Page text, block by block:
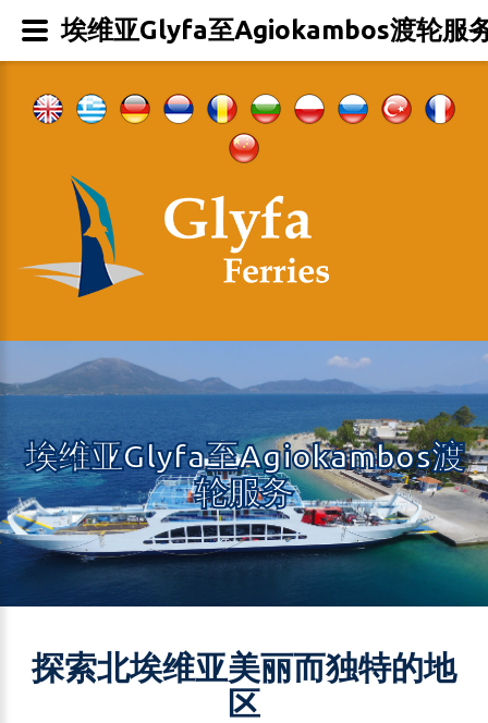
埃维亚Glyfa至Agiokambos渡
轮服务
探索北埃维亚美丽而独特的地
区
埃维亚Glyfa至Agiokambos渡轮服